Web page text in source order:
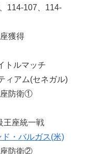
114-107、114-
獲得
トルマッチ
アム(セネガル)
座防衛①
王座統一戦
・バルガス(米)
座防衛②